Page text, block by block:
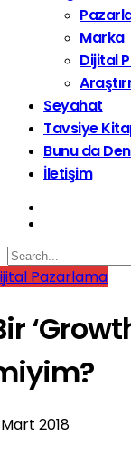
Marka
Dijital
Seyahat
Tavsiye
Bunu da
İletişim
Pazarlama
2018